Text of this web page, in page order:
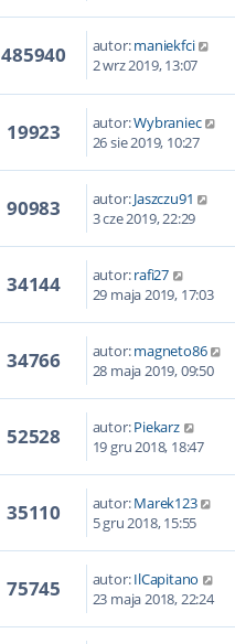
485940 autor:maniekfci
2 wrz 2019, 13:07
19923 autor:Wybraniec
26 sie 2019, 10:27
90983 autor:Jaszczu91
3 cze 2019, 22:29
34144 autor:rafi27
29 maja 2019, 17:03
34766 autor:magneto86
28 maja 2019, 09:50
52528 autor:Piekarz
19 gru 2018, 18:47
35110 autor:Marek123
5 gru 2018, 15:55
75745 autor:IlCapitano
23 maja 2018, 22:24